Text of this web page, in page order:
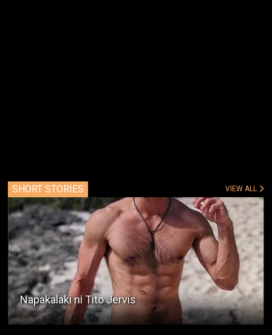
SHORT STORIES VIEW ALL
Napakalaki ni Tito Jervis